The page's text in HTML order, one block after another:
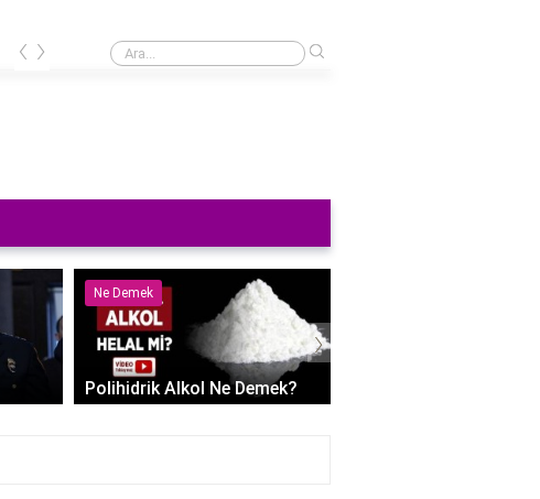
8. Sınıfta Metaller Ametaller Yarı Metaller Nelerdir?
‹ ›
Ne Demek
Polihidrik Alkol Ne Demek?
›